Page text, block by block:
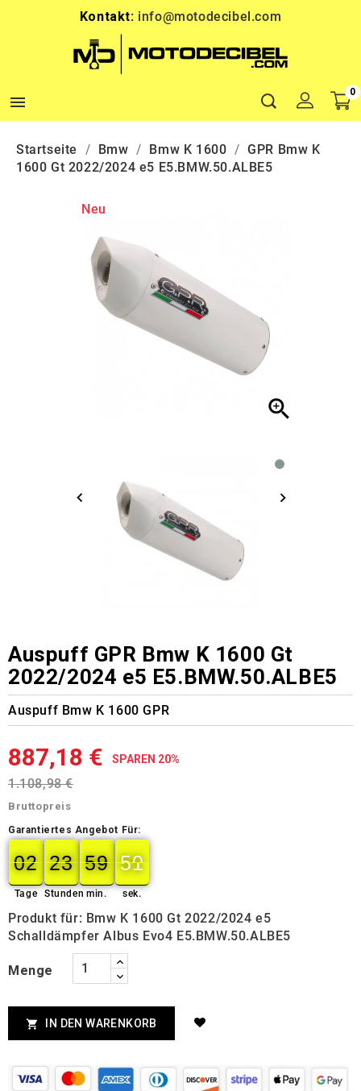
Kontakt: info@motodecibel.com

0
Startseite Bmw Bmw K 1600
GPR Bmw K
1600 Gt 2022/2024 e5 E5.BMW.50.ALBE5
Neu

Auspuff GPR Bmw K 1600 Gt
2022/2024 e5 E5.BMW.50.ALBE5
Auspuff Bmw K 1600 GPR
887,18 € SPAREN 20%
1.108,98 €
Bruttopreis
Garantiertes Angebot Für:
02
02
00
Tage
23
23
00
Stunden
59
59
00
min.
50
49
50
sek.
Produkt für: Bmw K 1600 Gt 2022/2024 e5
Schalldämpfer Albus Evo4 E5.BMW.50.ALBE5
Menge
 IN DEN WARENKORB